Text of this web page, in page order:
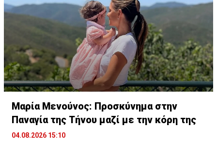
Μαρία Μενούνος: Προσκύνημα στην
Παναγία της Τήνου μαζί με την κόρη της
04.08.2026 15:10